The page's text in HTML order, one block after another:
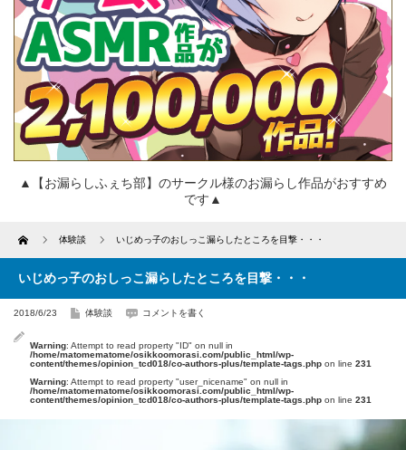
▲【お漏らしふぇち部】のサークル様のお漏らし作品がおすすめ
です▲
Home 体験談 いじめっ子のおしっこ漏らしたところを目撃・・・
いじめっ子のおしっこ漏らしたところを目撃・・・
2018/6/23 体験談 コメントを書く
Warning: Attempt to read property "ID" on null in
/home/matomematome/osikkoomorasi.com/public_html/wp-
content/themes/opinion_tcd018/co-authors-plus/template-tags.php on line 231
Warning: Attempt to read property "user_nicename" on null in
/home/matomematome/osikkoomorasi.com/public_html/wp-
content/themes/opinion_tcd018/co-authors-plus/template-tags.php on line 231